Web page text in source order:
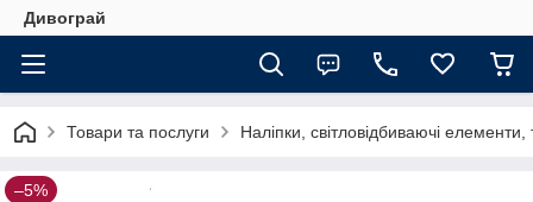
Дивограй
Товари та послуги Наліпки, світловідбиваючі
–5%